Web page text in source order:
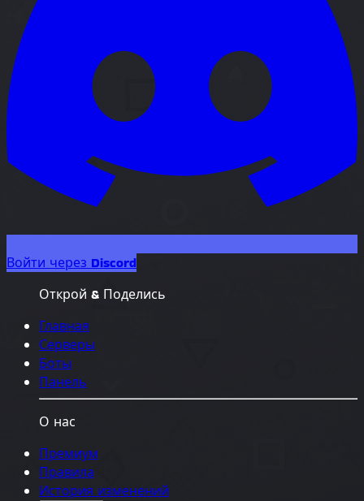
Войти через Discord
Открой & Поделись
Главная
Серверы
Боты
Панель
О нас
Премиум
Правила
История изменений